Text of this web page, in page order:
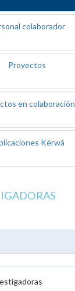
colaborador
Proyectos
en colaboración
Kérwá